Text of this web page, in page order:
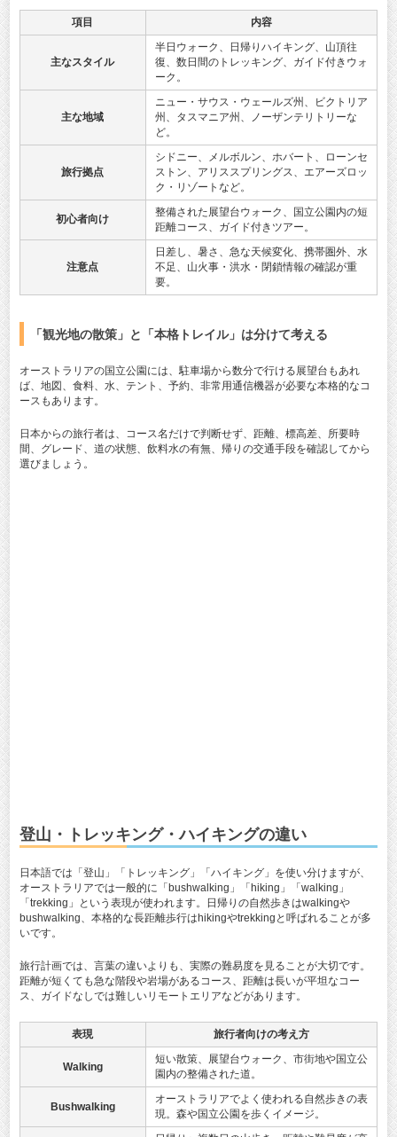
項目 内容
主なスタイル
半日ウォーク、日帰りハイキング、山頂往
復、数日間のトレッキング、ガイド付きウォ
ーク。
主な地域
ニュー・サウス・ウェールズ州、ビクトリア
州、タスマニア州、ノーザンテリトリーな
ど。
旅行拠点
シドニー、メルボルン、ホバート、ローンセ
ストン、アリススプリングス、エアーズロッ
ク・リゾートなど。
初心者向け
整備された展望台ウォーク、国立公園内の短
距離コース、ガイド付きツアー。
注意点
日差し、暑さ、急な天候変化、携帯圏外、水
不足、山火事・洪水・閉鎖情報の確認が重
要。
「観光地の散策」と「本格トレイル」は分けて考える
オーストラリアの国立公園には、駐車場から数分で行ける展望台もあれ
ば、地図、食料、水、テント、予約、非常用通信機器が必要な本格的なコ
ースもあります。
日本からの旅行者は、コース名だけで判断せず、距離、標高差、所要時
間、グレード、道の状態、飲料水の有無、帰りの交通手段を確認してから
選びましょう。
登山・トレッキング・ハイキングの違い
日本語では「登山」「トレッキング」「ハイキング」を使い分けますが、
オーストラリアでは一般的に「bushwalking」「hiking」「walking」
「trekking」という表現が使われます。日帰りの自然歩きはwalkingや
bushwalking、本格的な長距離歩行はhikingやtrekkingと呼ばれることが多
いです。
旅行計画では、言葉の違いよりも、実際の難易度を見ることが大切です。
距離が短くても急な階段や岩場があるコース、距離は長いが平坦なコー
ス、ガイドなしでは難しいリモートエリアなどがあります。
表現 旅行者向けの考え方
Walking
短い散策、展望台ウォーク、市街地や国立公
園内の整備された道。
Bushwalking
オーストラリアでよく使われる自然歩きの表
現。森や国立公園を歩くイメージ。